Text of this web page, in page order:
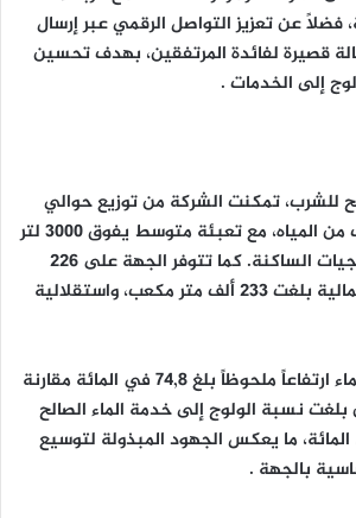
فضلاً عن تعزيز التواصل الرقمي عبر إرسال
رسالة قصيرة لفائدة المرتفقين، بهدف تحسين
إلى الخدمات .
للشرب، تمكنت الشركة من توزيع حوالي
94,7 مليون متر مكعب من المياه، مع تعبئة متوسط يفوق 3000 لتر
في الثانية لتلبية حاجيات الساكنة. كما تتوفر الجهة على 226
خزاناً بسعة تخزين إجمالية بلغت 233 ألف متر مكعب، واستقلالية
وسجل مردود توزيع الماء ارتفاعاً ملحوظاً بلغ 74,8 في المائة مقارنة
حين بلغت نسبة الولوج إلى خدمة الماء الصالح
حوالي 97 في المائة، ما يعكس الجهود المبذولة لتوسيع
بالجهة .